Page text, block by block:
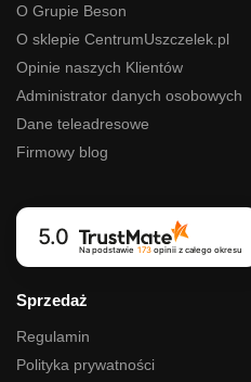
O Grupie Beson
O sklepie CentrumUszczelek.pl
Opinie naszych Klientów
Administrator danych osobowych
Dane teleadresowe
Firmowy blog
5.0
Na podstawie 173opinii z całego okresu
Sprzedaż
Regulamin
Polityka prywatności